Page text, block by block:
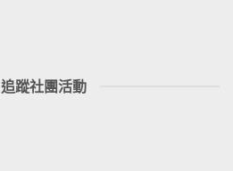
追蹤社團活動